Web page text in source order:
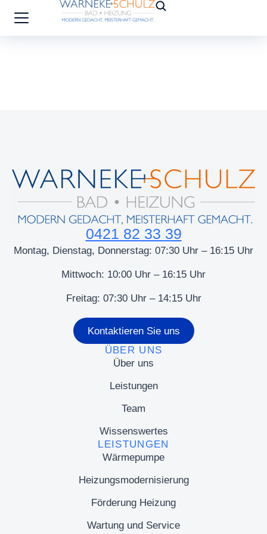
0421 82 33 39
Montag, Dienstag, Donnerstag: 07:30 Uhr – 16:15 Uhr
Mittwoch: 10:00 Uhr – 16:15 Uhr
Freitag: 07:30 Uhr – 14:15 Uhr
Kontaktieren Sie uns
ÜBER UNS
Über uns
Leistungen
Team
Wissenswertes
LEISTUNGEN
Wärmepumpe
Heizungsmodernisierung
Förderung Heizung
Wartung und Service